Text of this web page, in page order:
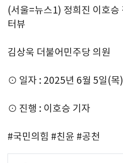
(서울=뉴스1) 정희진 이호
터뷰
김상욱 더불어민주당 의원
⊙ 일자 : 2025년 6월 5일(목)
⊙ 진행 : 이호승 기자
#국민의힘 #친윤 #공천